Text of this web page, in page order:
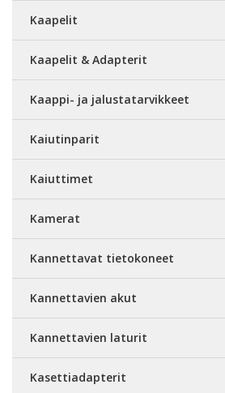
Kaapelit
Kaapelit & Adapterit
Kaappi- ja jalustatarvikkeet
Kaiutinparit
Kaiuttimet
Kamerat
Kannettavat tietokoneet
Kannettavien akut
Kannettavien laturit
Kasettiadapterit